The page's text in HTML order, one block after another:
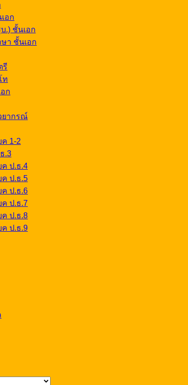
อก
.) ชั้นเอก
า ชั้นเอก
รี
ท
ก
ยากรณ์
1-2
.3
ค ป.ธ.4
ค ป.ธ.5
ค ป.ธ.6
ค ป.ธ.7
ค ป.ธ.8
ค ป.ธ.9